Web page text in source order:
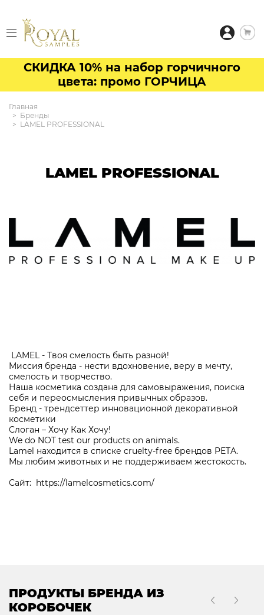
СКИДКА 10% на набор горчичного
цвета: промо ГОРЧИЦА
Главная
Бренды
LAMEL PROFESSIONAL
LAMEL PROFESSIONAL
LAMEL - Твоя смелость быть разной!
Миссия бренда - нести вдохновение, веру в мечту,
смелость и творчество.
Наша косметика создана для самовыражения, поиска
себя и переосмысления привычных образов.
Бренд - трендсеттер инновационной декоративной
косметики
Слоган – Хочу Как Хочу!
We do NOT test our products on animals.
Lamel находится в списке cruelty-free брендов PETA.
Мы любим животных и не поддерживаем жестокость.
Сайт: https://lamelcosmetics.com/
ПРОДУКТЫ БРЕНДА ИЗ
КОРОБОЧЕК